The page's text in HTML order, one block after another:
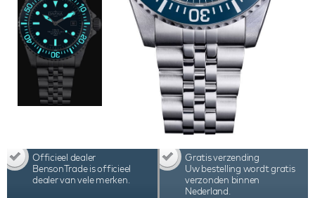
horlogebox, handleiding en 2 jaar internationale
garantie.
Officieel dealer
BensonTrade is officieel
dealer van vele merken.
Gratis verzending
Uw bestelling wordt gratis
verzonden binnen
Nederland.